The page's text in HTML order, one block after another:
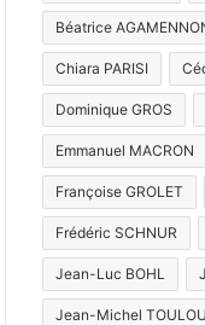
Béatrice
Chiara PARISI
Dominique GROS
Emmanuel MACRON
Françoise GROLET
Frédéric SCHNUR
Jean-Luc BOHL
Jean-Michel